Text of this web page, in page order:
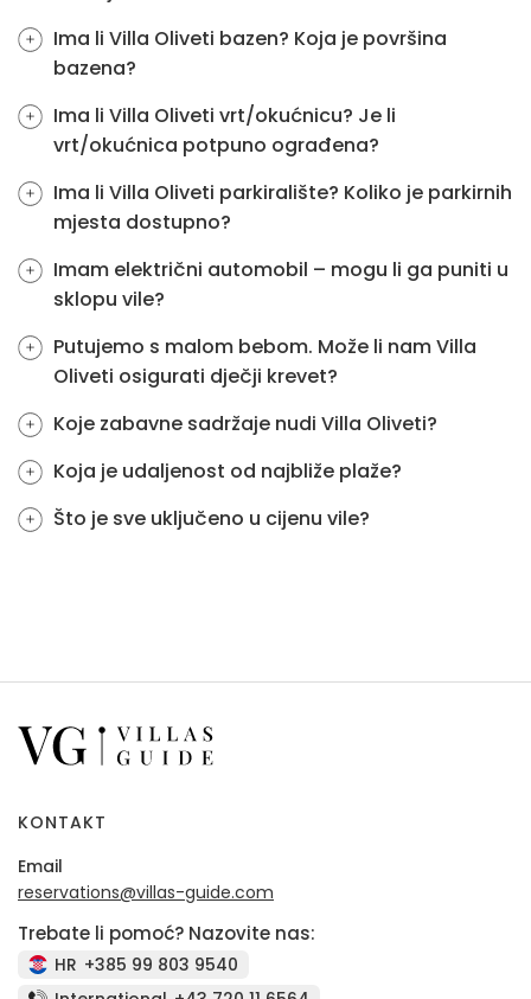
Ima li Villa Oliveti bazen? Koja je površina
bazena?
Ima li Villa Oliveti vrt/okućnicu? Je li
vrt/okućnica potpuno ograđena?
Ima li Villa Oliveti parkiralište? Koliko je parkirnih
mjesta dostupno?
Imam električni automobil – mogu li ga puniti u
sklopu vile?
Putujemo s malom bebom. Može li nam Villa
Oliveti osigurati dječji krevet?
Koje zabavne sadržaje nudi Villa Oliveti?
Koja je udaljenost od najbliže plaže?
Što je sve uključeno u cijenu vile?
KONTAKT
Email
reservations@villas-guide.com
Trebate li pomoć? Nazovite nas:
HR +385 99 803 9540